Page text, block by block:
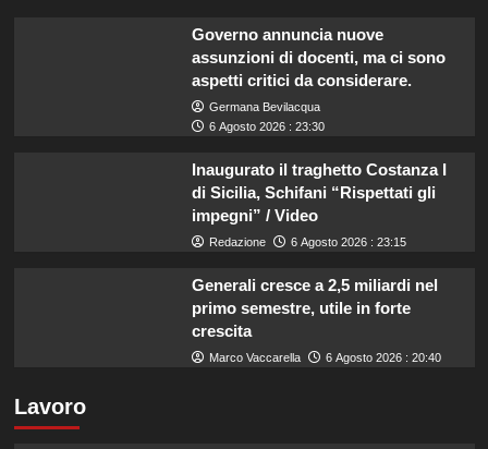
Governo annuncia nuove
assunzioni di docenti, ma ci sono
aspetti critici da considerare.
Germana Bevilacqua
6 Agosto 2026 : 23:30
Inaugurato il traghetto Costanza I
di Sicilia, Schifani “Rispettati gli
impegni” / Video
Redazione 6 Agosto 2026 : 23:15
Generali cresce a 2,5 miliardi nel
primo semestre, utile in forte
crescita
Marco Vaccarella 6 Agosto 2026 : 20:40
Lavoro